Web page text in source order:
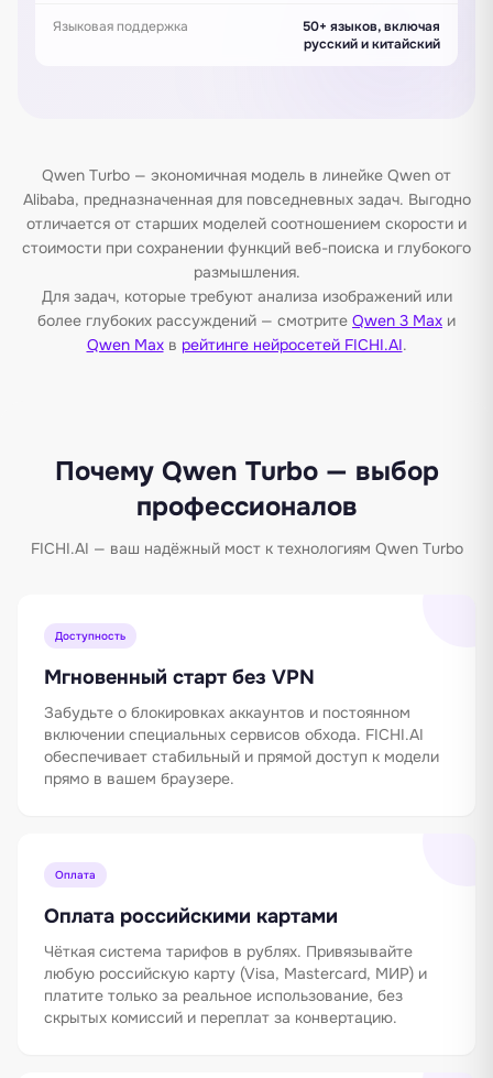
Языковая поддержка
50+ языков, включая
русский и китайский
Qwen Turbo — экономичная модель в линейке Qwen от
Alibaba, предназначенная для повседневных задач. Выгодно
отличается от старших моделей соотношением скорости и
стоимости при сохранении функций веб-поиска и глубокого
размышления.
Для задач, которые требуют анализа изображений или
более глубоких рассуждений — смотрите Qwen 3 Max и
Qwen Maxв рейтинге нейросетей FICHI.AI.
Почему Qwen Turbo — выбор
профессионалов
FICHI.AI — ваш надёжный мост к технологиям Qwen Turbo
Доступность
Мгновенный старт без VPN
Забудьте о блокировках аккаунтов и постоянном
включении специальных сервисов обхода. FICHI.AI
обеспечивает стабильный и прямой доступ к модели
прямо в вашем браузере.
Оплата
Оплата российскими картами
Чёткая система тарифов в рублях. Привязывайте
любую российскую карту (Visa, Mastercard, МИР) и
платите только за реальное использование, без
скрытых комиссий и переплат за конвертацию.